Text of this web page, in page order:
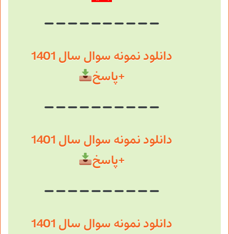
دانلود نمونه سوال سال 1401
+پاسخ
دانلود نمونه سوال سال 1401
+پاسخ
دانلود نمونه سوال سال 1401